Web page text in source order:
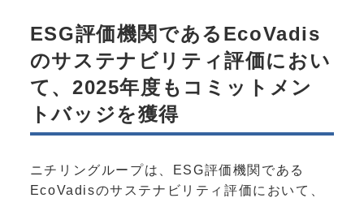
ESG評価機関であるEcoVadis
のサステナビリティ評価におい
て、2025年度もコミットメン
トバッジを獲得
ニチリングループは、ESG評価機関である
EcoVadisのサステナビリティ評価において、